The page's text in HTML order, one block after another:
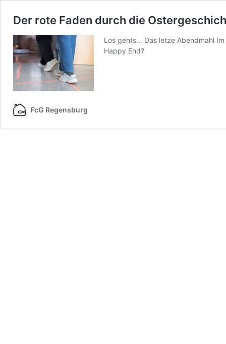
Der rote Faden durch die
Los gehts… Das letze Abendmahl
Happy End?
FcG Regensburg